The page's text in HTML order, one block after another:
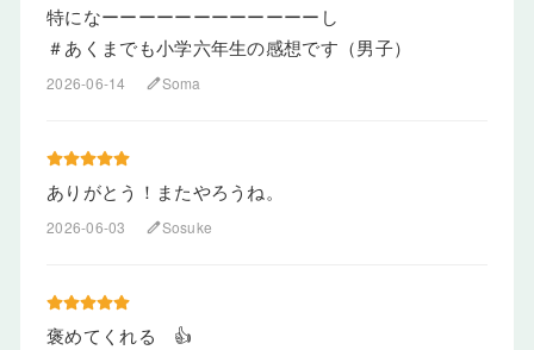
特になーーーーーーーーーーーーし
＃あくまでも小学六年生の感想です（男子）
2026-06-14 editSoma
ありがとう！またやろうね。
2026-06-03 editSosuke
褒めてくれる 👍